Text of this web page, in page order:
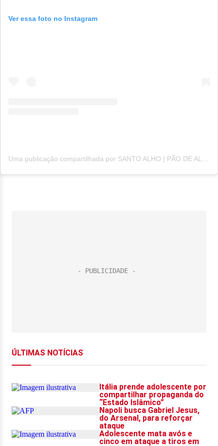
Ver essa foto no Instagram
Uma publicação compartilhada por SANTO ALHO | PÃO DE ALHO 🔥 (@santoalhooficial)